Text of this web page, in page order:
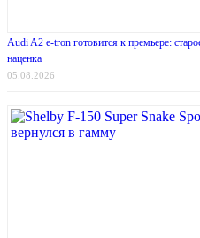
Audi A2 e-tron готовится к премьере:
наценка
05.08.2026